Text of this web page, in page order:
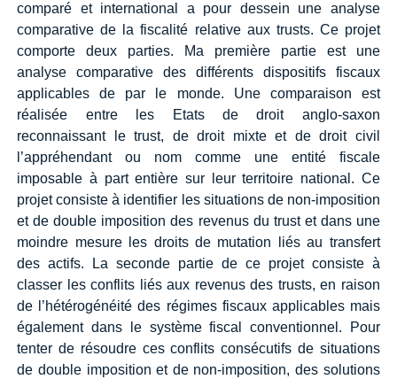
comparé et international a pour dessein une analyse
comparative de la fiscalité relative aux trusts. Ce projet
comporte deux parties. Ma première partie est une
analyse comparative des différents dispositifs fiscaux
applicables de par le monde. Une comparaison est
réalisée entre les Etats de droit anglo-saxon
reconnaissant le trust, de droit mixte et de droit civil
l’appréhendant ou nom comme une entité fiscale
imposable à part entière sur leur territoire national. Ce
projet consiste à identifier les situations de non-imposition
et de double imposition des revenus du trust et dans une
moindre mesure les droits de mutation liés au transfert
des actifs. La seconde partie de ce projet consiste à
classer les conflits liés aux revenus des trusts, en raison
de l’hétérogénéité des régimes fiscaux applicables mais
également dans le système fiscal conventionnel. Pour
tenter de résoudre ces conflits consécutifs de situations
de double imposition et de non-imposition, des solutions